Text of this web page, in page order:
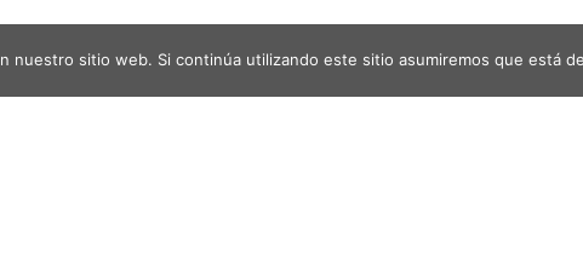
Ayuntamiento
nuestro sitio web. Si continúa utilizando este sitio asumiremos que está